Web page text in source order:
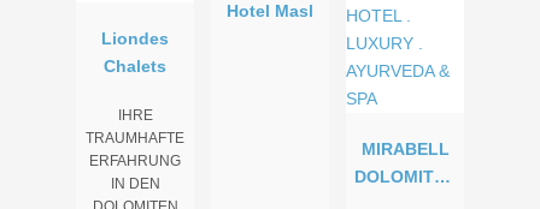
Liondes
Chalets
IHRE
TRAUMHAFTE
ERFAHRUNG
IN DEN
Hotel Masl
MIRABELL
DOLOMITES